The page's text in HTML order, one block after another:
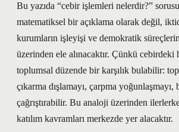
Bu yazıda “cebir işlemleri nelerdir?”
matematiksel bir açıklama olarak değil,
kurumların işleyişi ve demokratik
üzerinden ele alınacaktır. Çünkü cebirdeki
toplumsal düzende bir karşılık bulabilir:
çıkarma dışlamayı, çarpma yoğunlaşmayı,
çağrıştırabilir. Bu analoji üzerinden
katılım kavramları merkezde yer alacaktır.